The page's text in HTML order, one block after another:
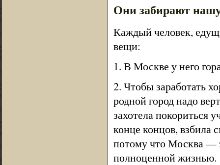
Они забирают
Каждый человек,
вещи:
1. В Москве у него
2. Чтобы заработать
родной город надо
захотела покориться
конце концов, взбила
потому что Москва —
полноценной жизнью.